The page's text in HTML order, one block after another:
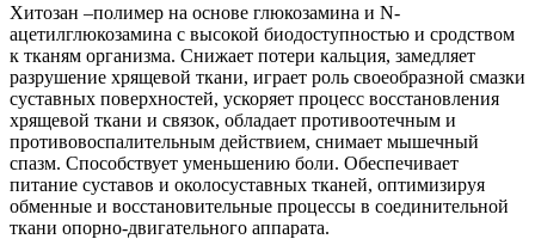
Хитозан –полимер на основе глюкозамина и N-
ацетилглюкозамина с высокой биодоступностью и сродством
к тканям организма. Снижает потери кальция, замедляет
разрушение хрящевой ткани, играет роль своеобразной смазки
суставных поверхностей, ускоряет процесс восстановления
хрящевой ткани и связок, обладает противоотечным и
противовоспалительным действием, снимает мышечный
спазм. Способствует уменьшению боли. Обеспечивает
питание суставов и околосуставных тканей, оптимизируя
обменные и восстановительные процессы в соединительной
ткани опорно-двигательного аппарата.